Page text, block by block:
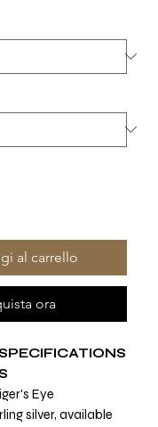
al carrello
ora
Eye
silver, available